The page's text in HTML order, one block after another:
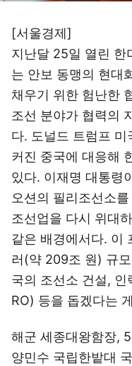
[서울경제]
지난달 25일 열린 한
는 안보 동맹의 현대
채우기 위한 험난한
조선 분야가 협력의
다. 도널드 트럼프 미
커진 중국에 대응해
있다. 이재명 대통령
오션의 필리조선소를
조선업을 다시 위대
같은 배경에서다. 이
러(약 209조 원) 규
국의 조선소 건설, 인
RO) 등을 돕겠다는
해군 세종대왕함장,
양민수 국립한밭대